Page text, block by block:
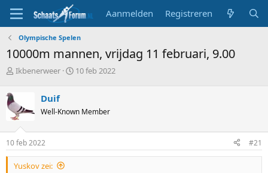
Aanmelden Registreren
Olympische Spelen
10000m mannen, vrijdag 11 februari, 9.00
T
i
c
s
t
a
r
t
Ikbenerweer
S
t
a
u
10 feb 2022
Duif
Well-Known Member
10 feb 2022 #21
Yuskov zei: